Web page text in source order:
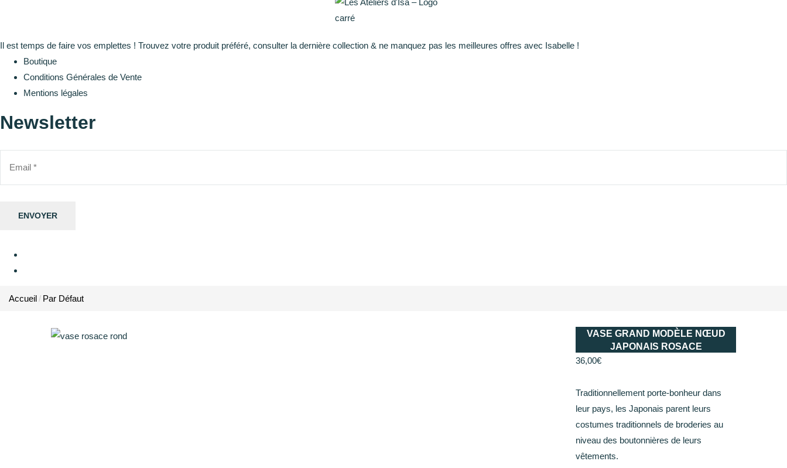
Il est temps de faire vos emplettes ! Trouvez votre produit préféré, consulter la dernière collection & ne manquez pas les meilleures offres avec Isabelle !
Boutique
Conditions Générales de Vente
Mentions légales
Newsletter
Accueil Par Défaut
VASE GRAND MODÈLE NŒUD
JAPONAIS ROSACE
36,00€
Traditionnellement porte-bonheur dans
leur pays, les Japonais parent leurs
costumes traditionnels de broderies au
niveau des boutonnières de leurs
vêtements.